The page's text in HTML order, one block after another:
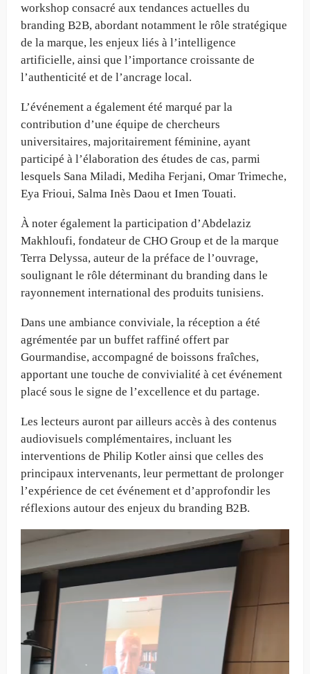
workshop consacré aux tendances actuelles du
branding B2B, abordant notamment le rôle stratégique
de la marque, les enjeux liés à l’intelligence
artificielle, ainsi que l’importance croissante de
l’authenticité et de l’ancrage local.
L’événement a également été marqué par la
contribution d’une équipe de chercheurs
universitaires, majoritairement féminine, ayant
participé à l’élaboration des études de cas, parmi
lesquels Sana Miladi, Mediha Ferjani, Omar Trimeche,
Eya Frioui, Salma Inès Daou et Imen Touati.
À noter également la participation d’Abdelaziz
Makhloufi, fondateur de CHO Group et de la marque
Terra Delyssa, auteur de la préface de l’ouvrage,
soulignant le rôle déterminant du branding dans le
rayonnement international des produits tunisiens.
Dans une ambiance conviviale, la réception a été
agrémentée par un buffet raffiné offert par
Gourmandise, accompagné de boissons fraîches,
apportant une touche de convivialité à cet événement
placé sous le signe de l’excellence et du partage.
Les lecteurs auront par ailleurs accès à des contenus
audiovisuels complémentaires, incluant les
interventions de Philip Kotler ainsi que celles des
principaux intervenants, leur permettant de prolonger
l’expérience de cet événement et d’approfondir les
réflexions autour des enjeux du branding B2B.
Lecteur